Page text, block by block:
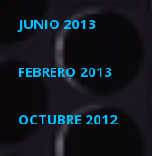
JUNIO 2013
FEBRERO 2013
OCTUBRE 2012